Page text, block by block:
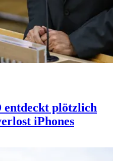
entdeckt plötzlich
iPhones